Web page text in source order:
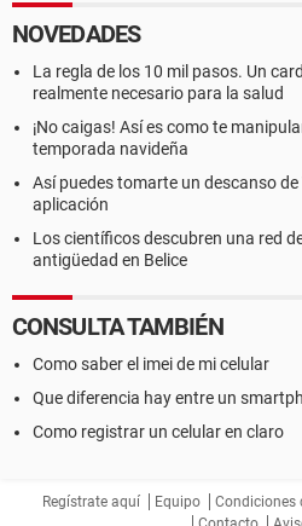
NOVEDADES
La regla de los 10 mil pasos. Un
realmente necesario para la salud
¡No caigas! Así es como te
temporada navideña
Así puedes tomarte un descanso
aplicación
Los científicos descubren una red
antigüedad en Belice
CONSULTA TAMBIÉN
Como saber el imei de mi celular
Que diferencia hay entre un
Como registrar un celular en claro
Regístrate aquí Equipo Condiciones